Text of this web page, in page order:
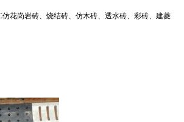
花岗岩砖、烧结砖、仿木砖、透水砖、彩砖、建菱